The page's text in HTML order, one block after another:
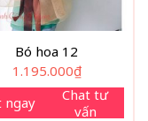
Bó hoa 12
1.195.000₫
ngay
Chat tư
vấn